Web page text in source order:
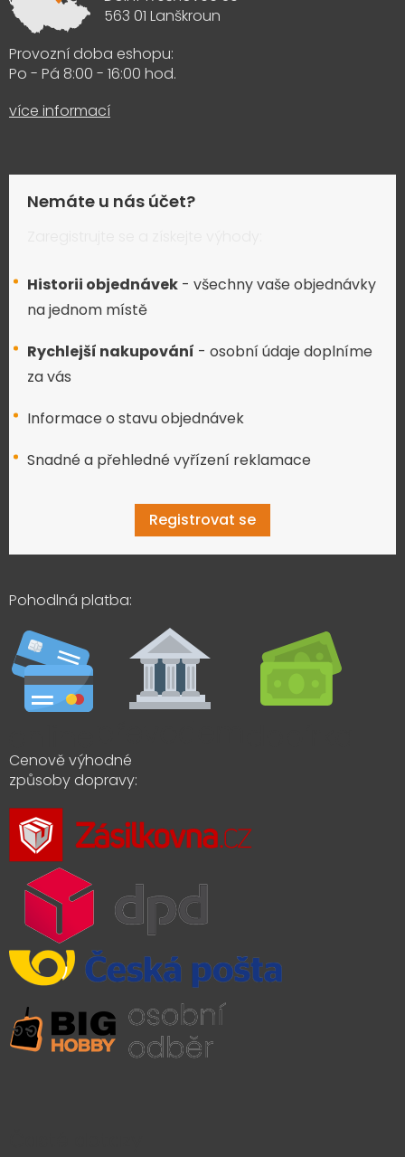
563 01 Lanškroun
Provozní doba eshopu:
Po - Pá 8:00 - 16:00 hod.
více informací
Nemáte u nás účet?
Historii objednávek - všechny vaše objednávky
na jednom místě
Rychlejší nakupování - osobní údaje doplníme
za vás
Informace o stavu objednávek
Snadné a přehledné vyřízení reklamace
Registrovat se
Pohodlná platba:
Cenově výhodné
způsoby dopravy: